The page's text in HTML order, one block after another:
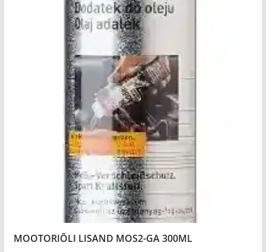
MOOTORIÕLI LISAND MOS2-GA 300ML